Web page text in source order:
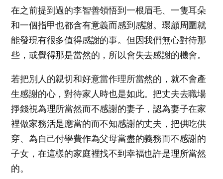
在之前提到過的李智善領悟到一根眉毛、一隻耳朵
和一個指甲也都含有意義而感到感謝。環顧周圍就
能發現有很多值得感謝的事。但因我們無心對待那
些，或覺得那是當然的，所以會失去感謝的機會。
若把別人的親切和好意當作理所當然的，就不會產
生感謝的心，對待家人時也是如此。把丈夫去職場
掙錢視為理所當然而不感謝的妻子，認為妻子在家
裡做家務活是應當的而不知感謝的丈夫，把供吃供
穿、為自己付學費作為父母當盡的義務而不感謝的
子女，在這樣的家庭裡找不到幸福也許是理所當然
的。